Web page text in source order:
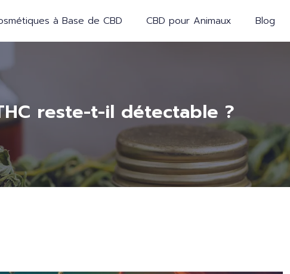
à Base de CBD CBD pour Animaux Blog
reste-t-il détectable ?